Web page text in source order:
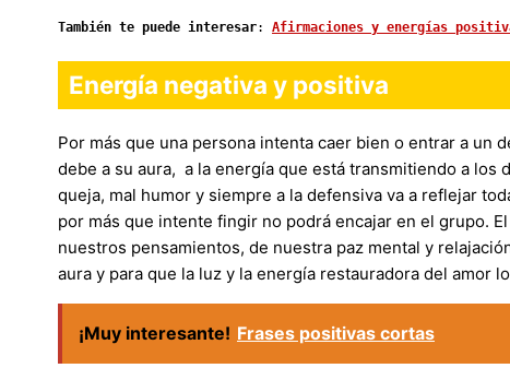
También te puede interesar: Afirmaciones y energías
Energía negativa y positiva
Por más que una persona intenta caer bien o entrar a un
debe a su aura, a la energía que está transmitiendo a los
queja, mal humor y siempre a la defensiva va a reflejar
por más que intente fingir no podrá encajar en el grupo.
nuestros pensamientos, de nuestra paz mental y
aura y para que la luz y la energía restauradora del amor
¡Muy interesante! Frases positivas cortas